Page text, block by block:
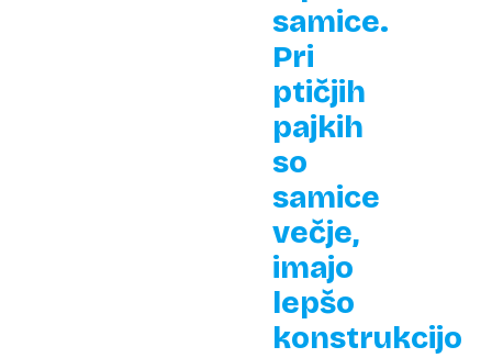
samice.
Pri
ptičjih
pajkih
so
samice
večje,
imajo
lepšo
konstrukcijo